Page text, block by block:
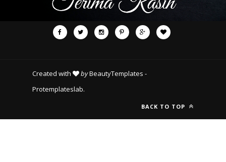
Created with byBeautyTemplates -
Protemplateslab.
BACK TO TOP